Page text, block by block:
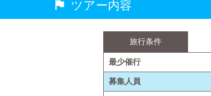
ツアー内容
旅行条件
最少催行
募集人員